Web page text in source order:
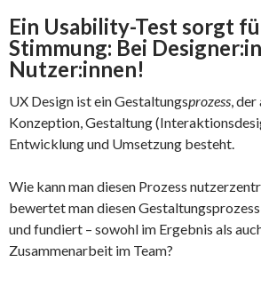
Ein Usability-Test sorgt
Stimmung: Bei
Nutzer:innen!
UX Design ist ein Gestaltungsprozess, der
Konzeption, Gestaltung
Entwicklung und Umsetzung besteht.
Wie kann man diesen Prozess
bewertet man diesen
und fundiert – sowohl im Ergebnis als
Zusammenarbeit im Team?